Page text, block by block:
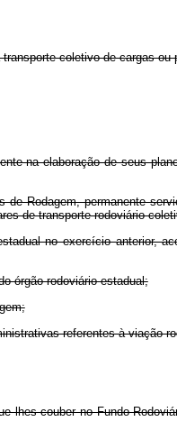
coletivo de cargas
na elaboração de seus
Rodagem, permanente
de transporte rodoviário
no exercício anterior,
órgão rodoviário estadual;
referentes à viação
couber no Fundo